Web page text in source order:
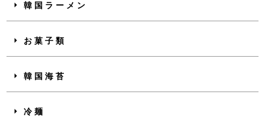
韓国ラーメン
お菓子類
韓国海苔
冷麺